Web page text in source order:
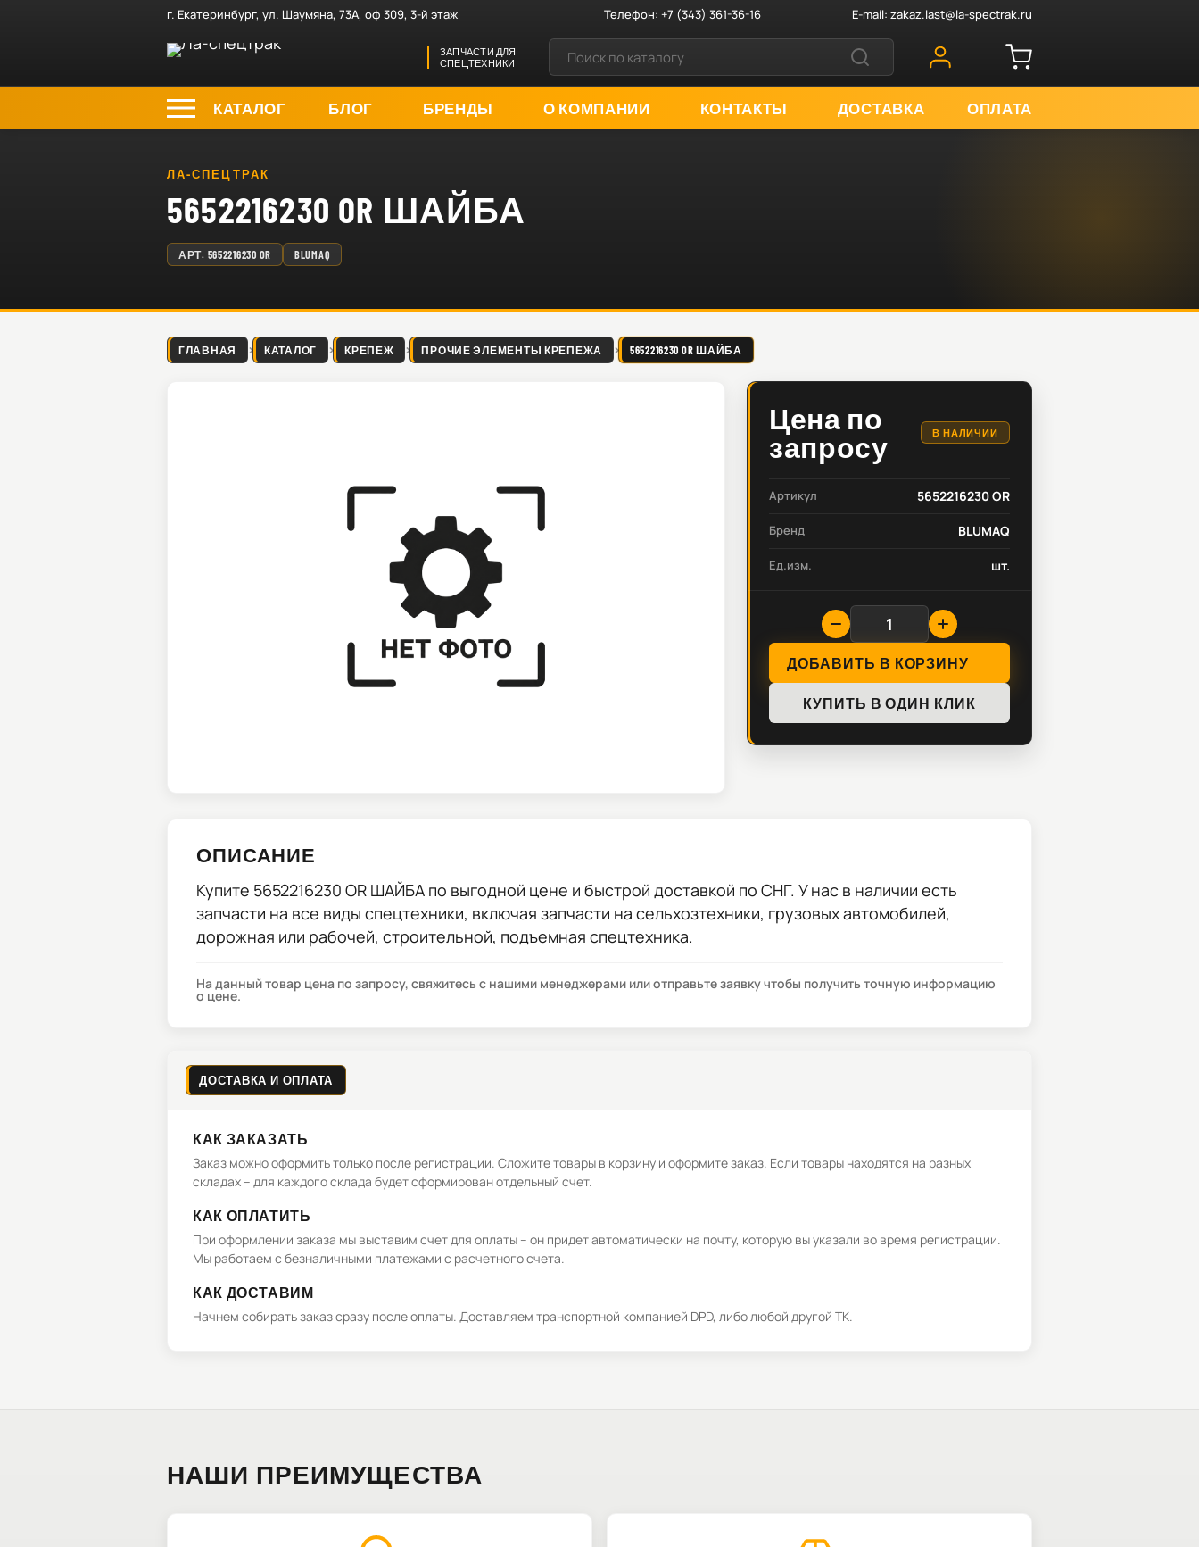
г. Екатеринбург, ул. Шаумяна, 73А, оф 309, 3-й этаж Телефон:+7 (343) 361-36-16 E-mail: zakaz.last@la-spectrak.ru
ЗАПЧАСТИ ДЛЯ
СПЕЦТЕХНИКИ
КАТАЛОГ БЛОГ БРЕНДЫ О КОМПАНИИ КОНТАКТЫ ДОСТАВКА ОПЛАТА
ЛА-СПЕЦТРАК
5652216230 OR ШАЙБА
АРТ. 5652216230 OR BLUMAQ
ГЛАВНАЯ КАТАЛОГ КРЕПЕЖ ПРОЧИЕ ЭЛЕМЕНТЫ КРЕПЕЖА 5652216230 OR ШАЙБА
Цена по
запросу
В НАЛИЧИИ
Артикул 5652216230 OR
Бренд BLUMAQ
Ед.изм. шт.
ДОБАВИТЬ В КОРЗИНУ
КУПИТЬ В ОДИН КЛИК
ОПИСАНИЕ
Купите 5652216230 OR ШАЙБА по выгодной цене и быстрой доставкой по СНГ. У нас в наличии есть
запчасти на все виды спецтехники, включая запчасти на сельхозтехники, грузовых автомобилей,
дорожная или рабочей, строительной, подъемная спецтехника.
На данный товар цена по запросу, свяжитесь с нашими менеджерами или отправьте заявку чтобы получить точную информацию
о цене.
ДОСТАВКА И ОПЛАТА
КАК ЗАКАЗАТЬ
Заказ можно оформить только после регистрации. Сложите товары в корзину и оформите заказ. Если товары находятся на разных
складах – для каждого склада будет сформирован отдельный счет.
КАК ОПЛАТИТЬ
При оформлении заказа мы выставим счет для оплаты – он придет автоматически на почту, которую вы указали во время регистрации.
Мы работаем с безналичными платежами с расчетного счета.
КАК ДОСТАВИМ
Начнем собирать заказ сразу после оплаты. Доставляем транспортной компанией DPD, либо любой другой ТК.
НАШИ ПРЕИМУЩЕСТВА